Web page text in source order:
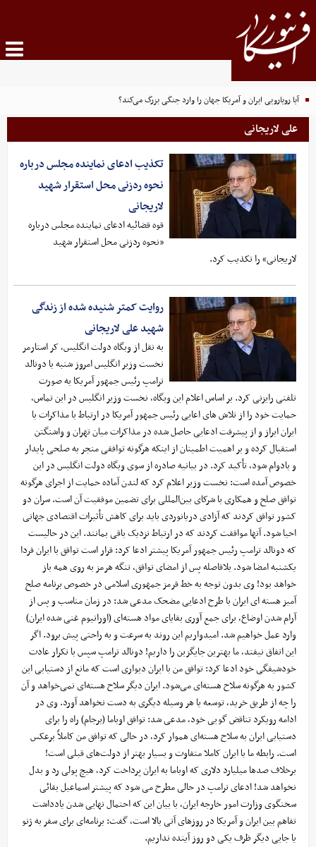
آیا رویارویی ایران و آمریکا جهان را وارد جنگی بزرگ می‌کند؟
علی لاریجانی
تکذیب ادعای نماینده مجلس درباره
نحوه ردزنی محل استقرار شهید
لاریجانی
قوه قضائیه ادعای نماینده مجلس درباره
«نحوه ردزنی محل استقرار شهید
لاریجانی» را تکذیب کرد.
روایت کمتر شنیده شده از زندگی
شهید علی لاریجانی
به نقل از وبگاه دولت انگلیس، کر استارمر
نخست‌ وزیر انگلیس امروز شنبه با دونالد
ترامپ رئیس جمهور آمریکا به صورت
تلفنی رایزنی کرد. بر اساس اعلام این وبگاه، نخست‌ وزیر انگلیس در این تماس،
حمایت خود را از تلاش‌ های اعایی رئیس جمهور آمریکا در ارتباط با مذاکرات با
ایران ابراز و از پیشرفت ادعایی حاصل شده در مذاکرات میان تهران و واشنگتن
استقبال کرده و بر اهمیت اطمینان از اینکه هرگونه توافقی منجر به صلحی پایدار
و بادوام شود، تأکید کرد. در بیانیه صادره از سوی وبگاه دولت انگلیس در این
خصوص آمده است: نخست وزیر اعلام کرد که لندن آماده حمایت از اجرای هرگونه
توافق صلح و همکاری با شرکای بین‌المللی برای تضمین موفقیت آن است. سران دو
کشور توافق کردند که آزادی دریانوردی باید برای کاهش تأثیرات اقتصادی جهانی
احیا شود. آنها موافقت کردند که در ارتباط نزدیک باقی بمانند. این در حالیست
که دونالد ترامپ رئیس‌ جمهور آمریکا پیشتر ادعا کرد: قرار است توافق با ایران فردا
یکشنبه امضا شود. بلافاصله پس از امضای توافق، تنگه هرمز به روی همه باز
خواهد بود! وی بدون توجه به خط قرمز جمهوری اسلامی در خصوص برنامه صلح
آمیز هسته ای ایران با طرح ادعایی مضحک مدعی شد: در زمان مناسب و پس از
آرام شدن اوضاع، برای جمع‌ آوری بقایای مواد هسته‌ای (اورانیوم غنی شده ایران)
وارد عمل خواهیم شد. امیدواریم این روند به سرعت و به راحتی پیش برود. اگر
این اتفاق نیفتد، ما بهترین جایگزین را داریم! دونالد ترامپ سپس با تکرار عادت
خودشیفگی خود ادعا کرد: توافق من با ایران دیواری است که مانع از دستیابی این
کشور به هرگونه سلاح هسته‌ای می‌شود. ایران دیگر سلاح هسته‌ای نمی‌خواهد و آن
را چه از طریق خرید، توسعه یا هر وسیله دیگری به دست نخواهد آورد. وی در
ادامه رویکرد تناقض گویی خود، مدعی شد: توافق اوباما (برجام) راه را برای
دستیابی ایران به سلاح هسته‌ای هموار کرد، در حالی که توافق من کاملاً برعکس
است. رابطه ما با ایران کاملا متفاوت و بسیار بهتر از دولت‌های قبلی است!
برخلاف صدها میلیارد دلاری که اوباما به ایران پرداخت کرد، هیچ پولی رد و بدل
نخواهد شد! ادعای ترامپ در حالی مطرح می شود که پیشتر اسماعیل بقائی
سخنگوی وزارت امور خارجه ایران، با بیان این که احتمال نهایی شدن یادداشت
تفاهم بین ایران و آمریکا در روزهای آتی بالا است، گفت: برنامه‌ای برای سفر به ژنو
یا جایی دیگر ظرف یکی دو روز آینده نداریم.